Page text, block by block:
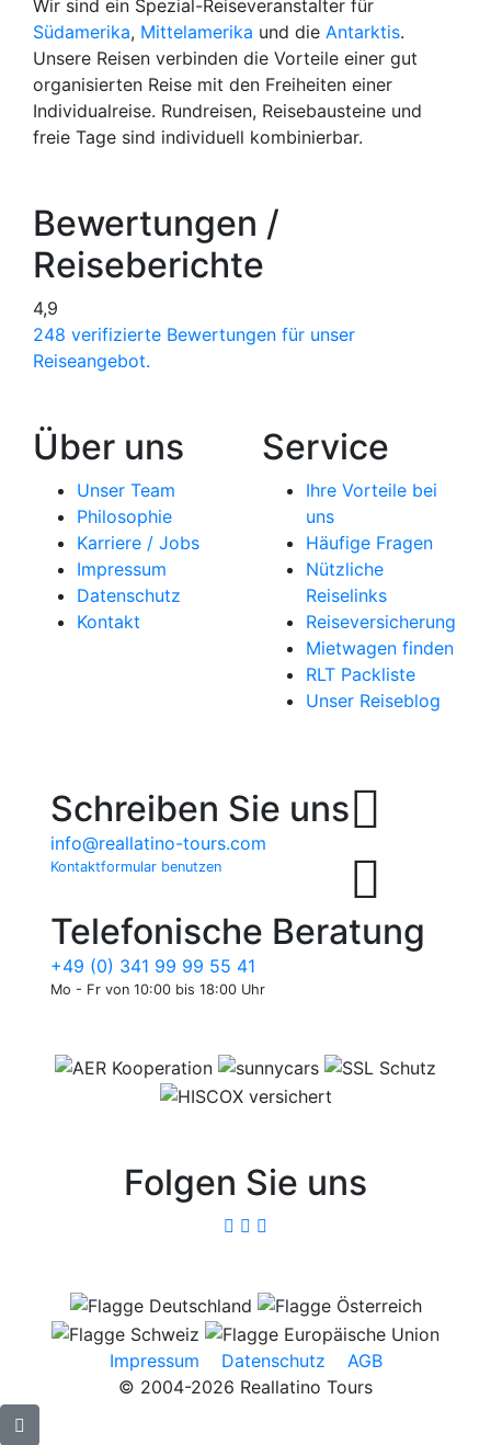
Wir sind ein Spezial-Reiseveranstalter für
Südamerika, Mittelamerika und die Antarktis.
Unsere Reisen verbinden die Vorteile einer gut
organisierten Reise mit den Freiheiten einer
Individualreise. Rundreisen, Reisebausteine und
freie Tage sind individuell kombinierbar.
Bewertungen /
Reiseberichte
4,9
248 verifizierte Bewertungen für unser
Reiseangebot.
Über uns
Unser Team
Philosophie
Karriere / Jobs
Impressum
Datenschutz
Kontakt
Service
Ihre Vorteile bei
uns
Häufige Fragen
Nützliche
Reiselinks
Reiseversicherung
Mietwagen finden
RLT Packliste
Unser Reiseblog
Schreiben Sie uns
info@reallatino-tours.com
Kontaktformular benutzen
Telefonische Beratung
+49 (0) 341 99 99 55 41
Mo - Fr von 10:00 bis 18:00 Uhr
Folgen Sie uns
Impressum Datenschutz
AGB
© 2004-2026 Reallatino Tours